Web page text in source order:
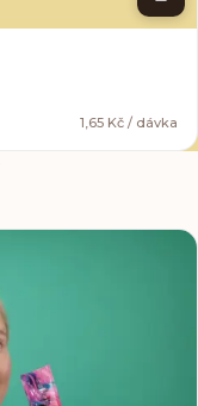
1,65 Kč / dávka